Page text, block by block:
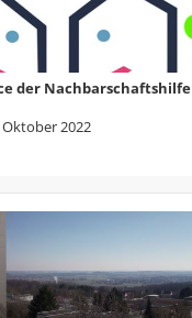
der Nachbarschaftshilfe
2022